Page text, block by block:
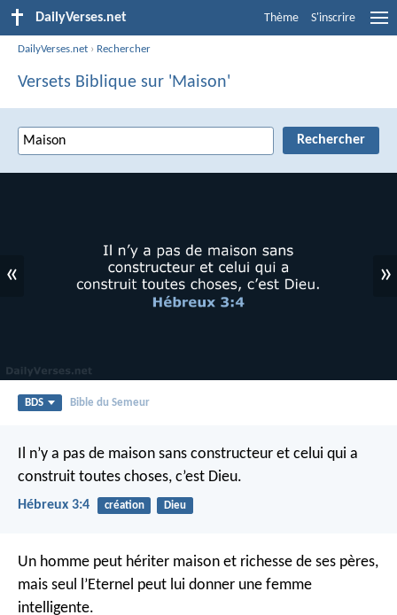
DailyVerses.net Thème S'inscrire
DailyVerses.net › Rechercher
Versets Biblique sur 'Maison'
« »
BDS Bible du Semeur
Il n’y a pas de maison sans constructeur et celui qui a
construit toutes choses, c’est Dieu.
Hébreux 3:4 création Dieu
Un homme peut hériter maison et richesse de ses pères,
mais seul l’Eternel peut lui donner une femme
intelligente.